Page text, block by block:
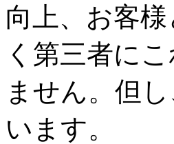
向上、お客
く第三者に
ません。但
います。